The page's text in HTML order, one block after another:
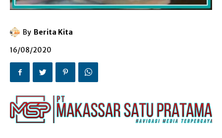
By Berita Kita
16/08/2020